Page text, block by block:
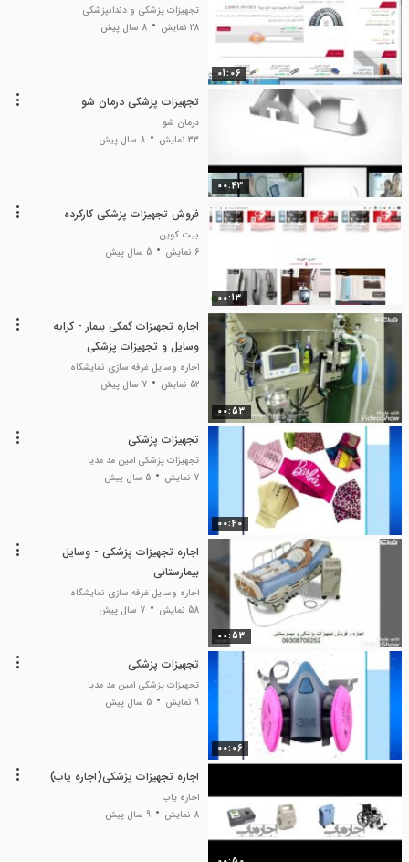
01:06
تجهیزات پزشکی و دندانپزشکی
28 نمایش
8 سال پیش
00:43
تجهیزات پزشکی درمان شو
درمان شو
33 نمایش
8 سال پیش
00:13
فروش تجهیزات پزشکی کارکرده
بیت کوین
6 نمایش
5 سال پیش
00:53
اجاره تجهیزات کمکی بیمار - کرایه
وسایل و تجهیزات پزشکی
اجاره وسایل غرفه سازی نمایشگاه
52 نمایش
7 سال پیش
00:40
تجهیزات پزشکی
تجهیزات پزشکی امین مد مدیا
7 نمایش
5 سال پیش
00:53
اجاره تجهیزات پزشکی - وسایل
بیمارستانی
اجاره وسایل غرفه سازی نمایشگاه
58 نمایش
7 سال پیش
00:06
تجهیزات پزشکی
تجهیزات پزشکی امین مد مدیا
9 نمایش
5 سال پیش
اجاره تجهیزات پزشکی(اجاره یاب)
اجاره یاب
8 نمایش
9 سال پیش